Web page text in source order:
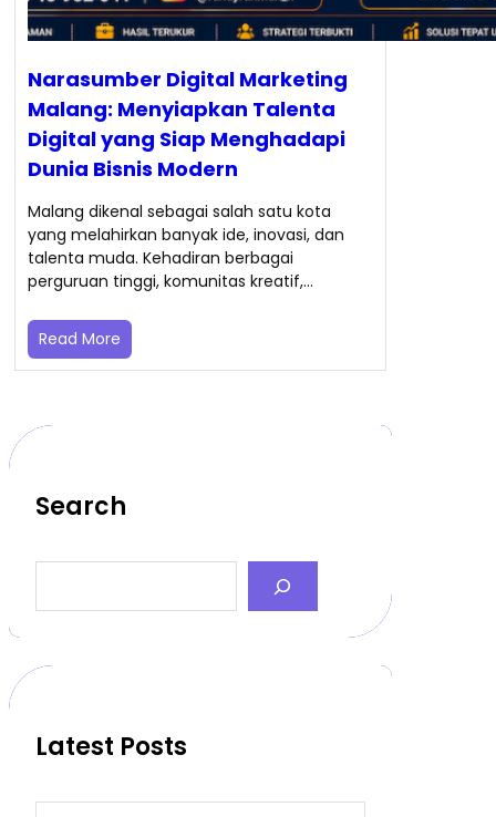
Narasumber Digital Marketing
Malang: Menyiapkan Talenta
Digital yang Siap Menghadapi
Dunia Bisnis Modern
Malang dikenal sebagai salah satu kota
yang melahirkan banyak ide, inovasi, dan
talenta muda. Kehadiran berbagai
perguruan tinggi, komunitas kreatif,…
Read More
Search
a
c
Latest Posts